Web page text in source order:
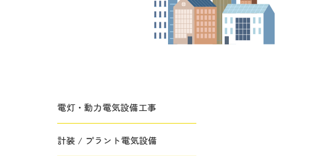
電灯・動力電気設備工事
計装 / プラント電気設備